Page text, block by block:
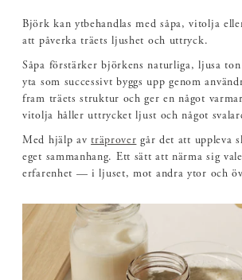
Björk kan ytbehandlas med såpa, vitolja
att påverka träets ljushet och uttryck.
Såpa förstärker björkens naturliga, ljusa
yta som successivt byggs upp genom
fram träets struktur och ger en något
vitolja håller uttrycket ljust och något
Med hjälp avträprover går det att uppleva
eget sammanhang. Ett sätt att närma sig
erfarenhet — i ljuset, mot andra ytor och